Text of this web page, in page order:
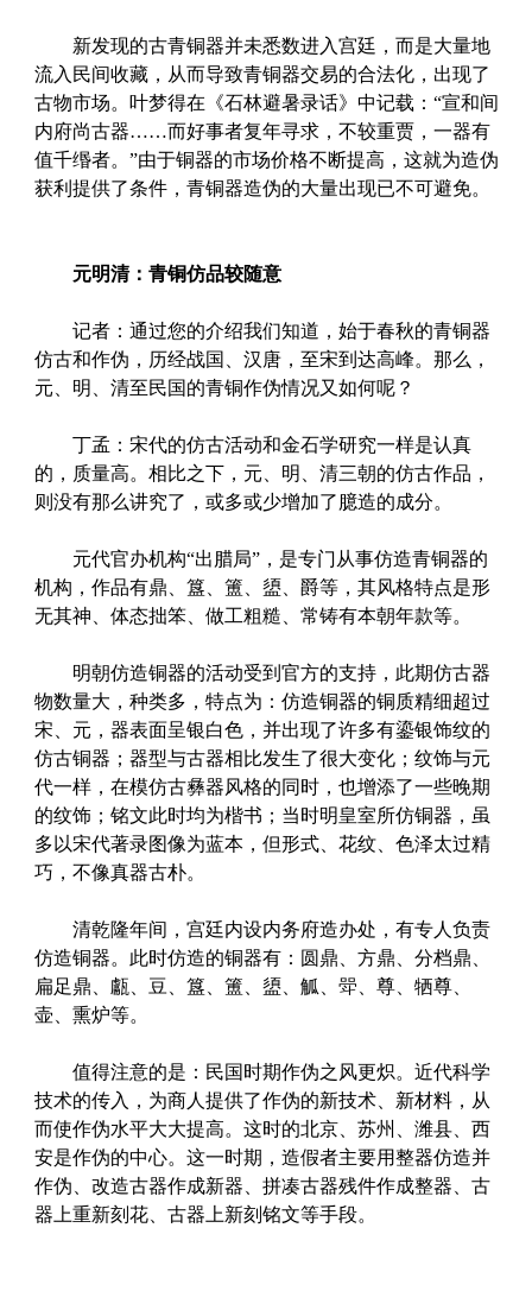
新发现的古青铜器并未悉数进入宫廷，而是大量地
流入民间收藏，从而导致青铜器交易的合法化，出现了
古物市场。叶梦得在《石林避暑录话》中记载：“宣和间
内府尚古器……而好事者复年寻求，不较重贾，一器有
值千缗者。”由于铜器的市场价格不断提高，这就为造伪
获利提供了条件，青铜器造伪的大量出现已不可避免。
元明清：青铜仿品较随意
记者：通过您的介绍我们知道，始于春秋的青铜器
仿古和作伪，历经战国、汉唐，至宋到达高峰。那么，
元、明、清至民国的青铜作伪情况又如何呢？
丁孟：宋代的仿古活动和金石学研究一样是认真
的，质量高。相比之下，元、明、清三朝的仿古作品，
则没有那么讲究了，或多或少增加了臆造的成分。
元代官办机构“出腊局”，是专门从事仿造青铜器的
机构，作品有鼎、簋、簠、盨、爵等，其风格特点是形
无其神、体态拙笨、做工粗糙、常铸有本朝年款等。
明朝仿造铜器的活动受到官方的支持，此期仿古器
物数量大，种类多，特点为：仿造铜器的铜质精细超过
宋、元，器表面呈银白色，并出现了许多有鎏银饰纹的
仿古铜器；器型与古器相比发生了很大变化；纹饰与元
代一样，在模仿古彝器风格的同时，也增添了一些晚期
的纹饰；铭文此时均为楷书；当时明皇室所仿铜器，虽
多以宋代著录图像为蓝本，但形式、花纹、色泽太过精
巧，不像真器古朴。
清乾隆年间，宫廷内设内务府造办处，有专人负责
仿造铜器。此时仿造的铜器有：圆鼎、方鼎、分档鼎、
扁足鼎、甗、豆、簋、簠、盨、觚、斝、尊、牺尊、
壶、熏炉等。
值得注意的是：民国时期作伪之风更炽。近代科学
技术的传入，为商人提供了作伪的新技术、新材料，从
而使作伪水平大大提高。这时的北京、苏州、潍县、西
安是作伪的中心。这一时期，造假者主要用整器仿造并
作伪、改造古器作成新器、拼凑古器残件作成整器、古
器上重新刻花、古器上新刻铭文等手段。